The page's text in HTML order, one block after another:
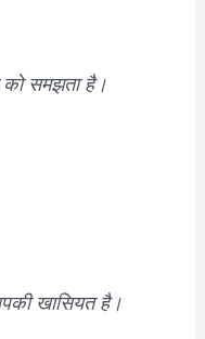
को समझता है।
खासियत है।